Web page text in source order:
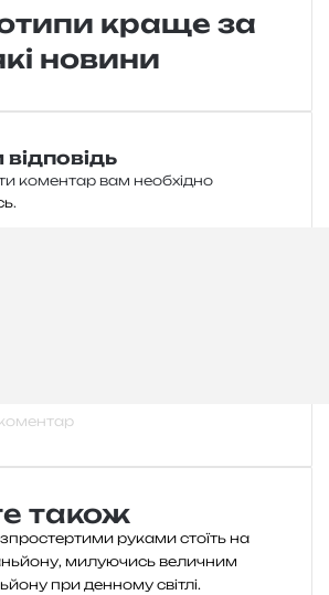
краще за
новини
коментар вам необхідно
.
також